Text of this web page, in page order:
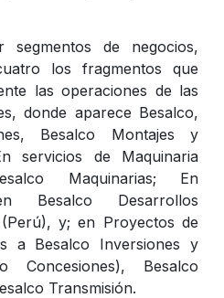
de negocios,
los fragmentos que
las operaciones de las
donde aparece Besalco,
Besalco Montajes y
servicios de Maquinaria
Maquinarias; En
Besalco Desarrollos
y; en Proyectos de
a Besalco Inversiones y
Concesiones), Besalco
Transmisión.